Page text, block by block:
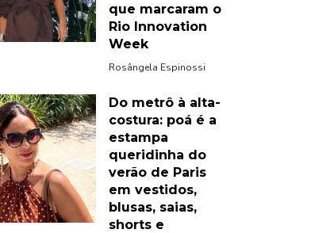
que marcaram o
Rio Innovation
Week
Rosângela Espinossi
Do metrô à alta-
costura: poá é a
estampa
queridinha do
verão de Paris
em vestidos,
blusas, saias,
shorts e